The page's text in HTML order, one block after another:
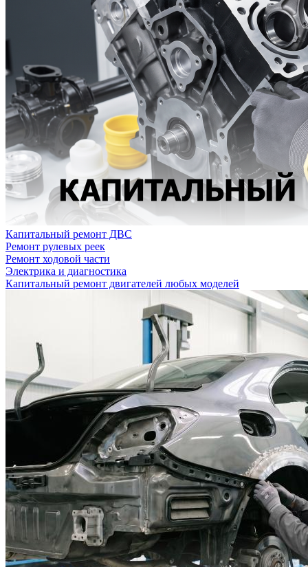
Капитальный ремонт ДВС
Ремонт рулевых реек
Ремонт ходовой части
Электрика и диагностика
Капитальный ремонт двигателей любых моделей